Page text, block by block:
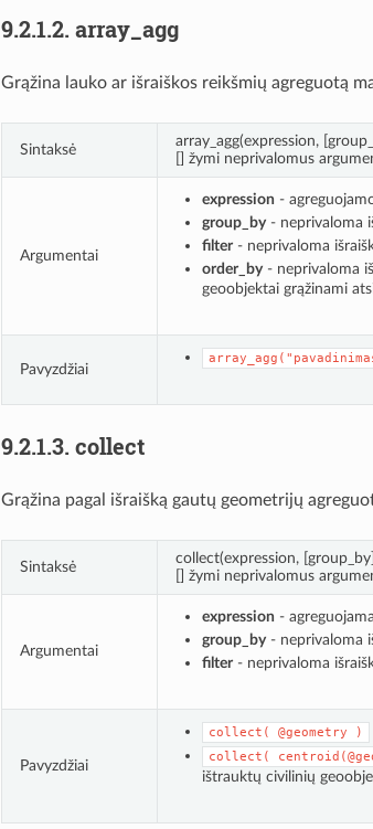
9.2.1.2. array_agg
Grąžina lauko ar išraiškos reikšmių agreguotą
Sintaksė
array_agg(expression,
[] žymi neprivalomus
Argumentai
expression -
group_by- neprivaloma
filter- neprivaloma
order_by- neprivaloma
geoobjektai grąžinami
Pavyzdžiai
9.2.1.3. collect
Grąžina pagal išraišką gautų geometrijų
Sintaksė
collect(expression,
[] žymi neprivalomus
Argumentai
expression -
group_by- neprivaloma
filter- neprivaloma
Pavyzdžiai
collect( @geometry )
collect(
ištrauktų civilinių